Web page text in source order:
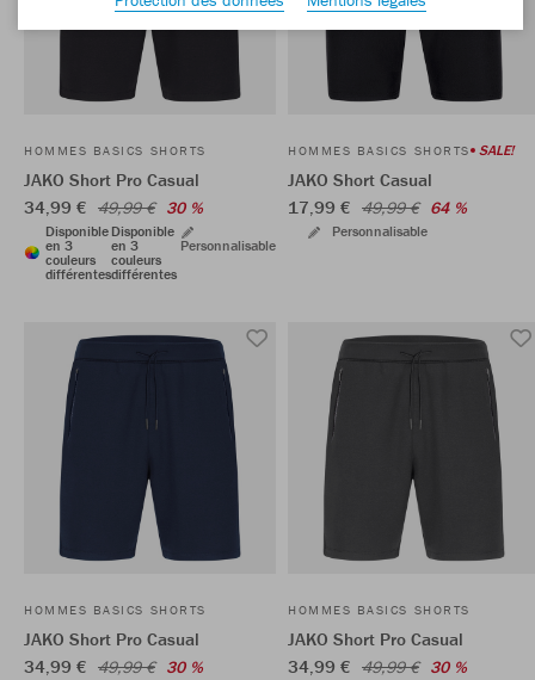
HOMMES BASICS SHORTS
JAKO Short Pro Casual
34,99 € 49,99 € 30 %
Disponible
en 3
couleurs
différentes
Disponible
en 3
couleurs
différentes
Personnalisable
HOMMES BASICS SHORTS SALE!
JAKO Short Casual
17,99 € 49,99 € 64 %
Personnalisable
HOMMES BASICS SHORTS
JAKO Short Pro Casual
34,99 € 49,99 € 30 %
HOMMES BASICS SHORTS
JAKO Short Pro Casual
34,99 € 49,99 € 30 %